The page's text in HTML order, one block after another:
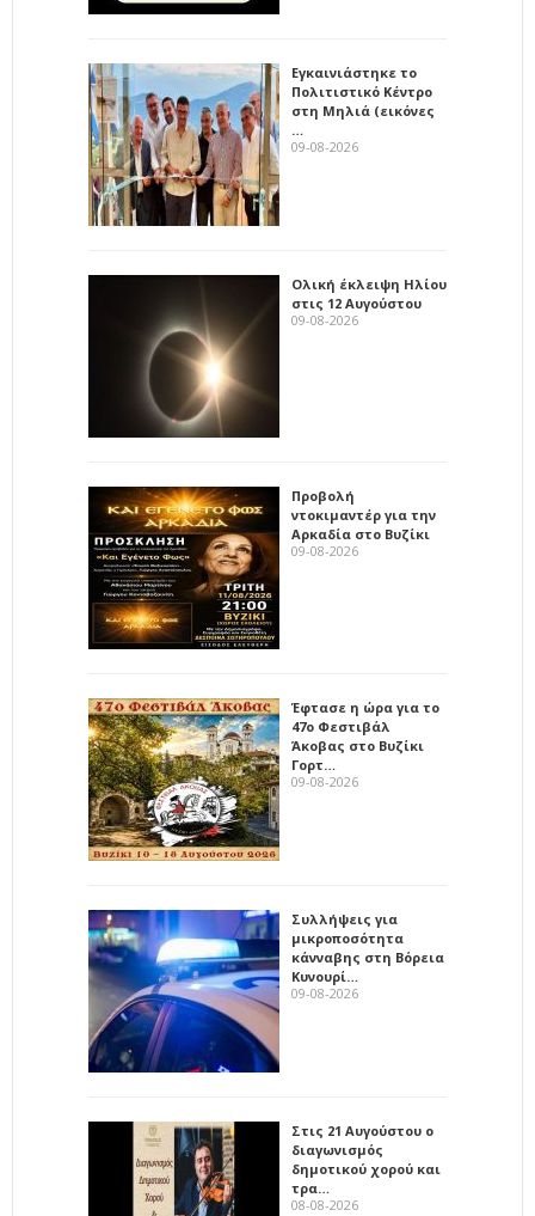
Εγκαινιάστηκε το
Πολιτιστικό Κέντρο
στη Μηλιά (εικόνες
…
09-08-2026
Ολική έκλειψη Ηλίου
στις 12 Αυγούστου
09-08-2026
Προβολή
ντοκιμαντέρ για την
Αρκαδία στο Βυζίκι
09-08-2026
Έφτασε η ώρα για το
47ο Φεστιβάλ
Άκοβας στο Βυζίκι
Γορτ…
09-08-2026
Συλλήψεις για
μικροποσότητα
κάνναβης στη Βόρεια
Κυνουρί…
09-08-2026
Στις 21 Αυγούστου ο
διαγωνισμός
δημοτικού χορού και
τρα…
08-08-2026